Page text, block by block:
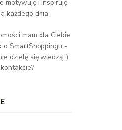
motywuję i inspiruję
każdego dnia
mam dla Ciebie
o SmartShoppingu -
dzielę się wiedzą :)